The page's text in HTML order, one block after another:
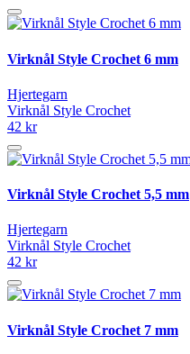
Virknål Style Crochet 6 mm
Hjertegarn
Virknål Style Crochet
42 kr
Virknål Style Crochet 5,5 mm
Hjertegarn
Virknål Style Crochet
42 kr
Virknål Style Crochet 7 mm